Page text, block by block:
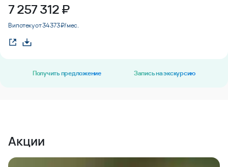
7 257 312₽
В ипотеку от 34 373 ₽/мес.
Получить предложение Запись на экскурсию
Акции